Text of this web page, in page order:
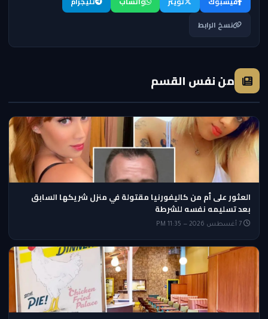
نسخ الرابط
من نفس القسم
العثور على أم من كاليفورنيا مقتولة في منزل شريكها السابق
بعد تسليمه نفسه للشرطة